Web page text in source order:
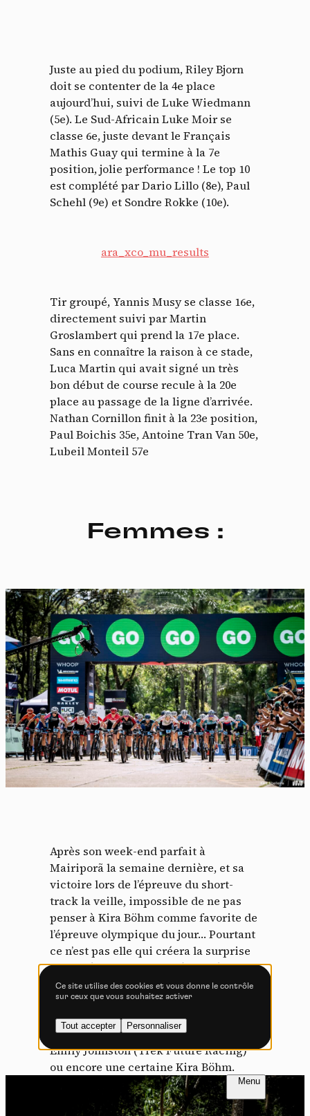
FR NL
Juste au pied du podium, Riley Bjorn
doit se contenter de la 4e place
aujourd’hui, suivi de Luke Wiedmann
(5e). Le Sud-Africain Luke Moir se
classe 6e, juste devant le Français
Mathis Guay qui termine à la 7e
position, jolie performance ! Le top 10
est complété par Dario Lillo (8e), Paul
Schehl (9e) et Sondre Rokke (10e).
ara_xco_mu_results
Tir groupé, Yannis Musy se classe 16e,
directement suivi par Martin
Groslambert qui prend la 17e place.
Sans en connaître la raison à ce stade,
Luca Martin qui avait signé un très
bon début de course recule à la 20e
place au passage de la ligne d’arrivée.
Nathan Cornillon finit à la 23e position,
Paul Boichis 35e, Antoine Tran Van 50e,
Lubeil Monteil 57e
Femmes :
Après son week-end parfait à
Mairiporã la semaine dernière, et sa
victoire lors de l’épreuve du short-
track la veille, impossible de ne pas
penser à Kira Böhm comme favorite de
l’épreuve olympique du jour… Pourtant
ce n’est pas elle qui créera la surprise
en ce début de course. Dès le départ,
Madigan Munro donne le rythme et
part en tête à l’entame de ces six tours
de course, avec déjà quelques
secondes d’avance sur Valentina Corvi,
Emily Johnston (Trek Future Racing)
ou encore une certaine Kira Böhm.
Panneau de gestion des
cookies
En autorisant ces services tiers, vous acceptez le dépôt et la
lecture de cookies et l'utilisation de technologies de suivi
nécessaires à leur bon fonctionnement.
Politique de confidentialité
Vidéos
Les services de partage de vidéo permettent d'enrichir
le site de contenu multimédia et augmentent sa
visibilité.
Vimeo interdit -Ce service peut déposer
Autoriser Interdire
YouTube interdit -
déposer 4 cookies.
Autoriser Interdire
Ce site utilise des cookies et vous donne le contrôle
sur ceux que vous souhaitez activer
Tout accepter Personnaliser